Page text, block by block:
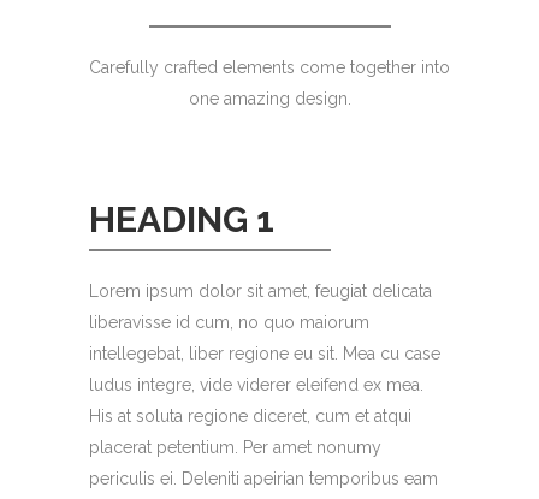
Carefully crafted elements come together into
one amazing design.
HEADING 1
Lorem ipsum dolor sit amet, feugiat delicata
liberavisse id cum, no quo maiorum
intellegebat, liber regione eu sit. Mea cu case
ludus integre, vide viderer eleifend ex mea.
His at soluta regione diceret, cum et atqui
placerat petentium. Per amet nonumy
periculis ei. Deleniti apeirian temporibus eam